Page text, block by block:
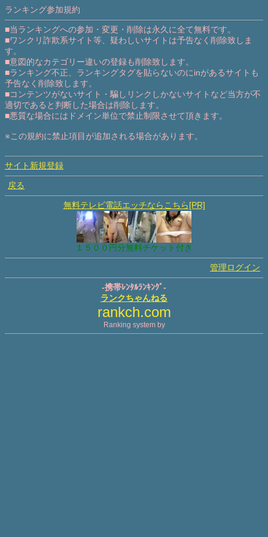
ランキング参加規約
■当ランキングへの参加・変更・削除は永久に全て無料です。
■ワンクリ詐欺系サイト等、疑わしいサイトは予告なく削除致しま
す。
■意図的なカテゴリー違いの登録も削除致します。
■ランキング不正、ランキングタグを貼らないのにinがあるサイトも
予告なく削除致します。
■コンテンツがないサイト・騙しリンクしかないサイトなど当方が不
適切であると判断した場合は削除します。
■悪質な場合にはドメイン単位で禁止制限させて頂きます。
※この規約に禁止項目が追加される場合があります。
サイト新規登録
戻る
無料テレビ電話エッチならこちら[PR]
１５００円分無料チケット付き
管理ログイン
-携帯ﾚﾝﾀﾙﾗﾝｷﾝｸﾞ-
ランクちゃんねる
rankch.com
Ranking system by